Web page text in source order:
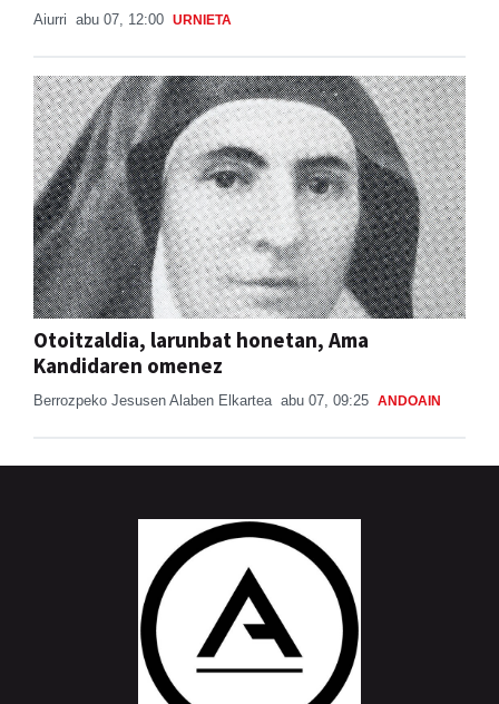
Aiurri abu 07, 12:00 URNIETA
Otoitzaldia, larunbat honetan, Ama
Kandidaren omenez
Berrozpeko Jesusen Alaben Elkartea abu 07, 09:25 ANDOAIN